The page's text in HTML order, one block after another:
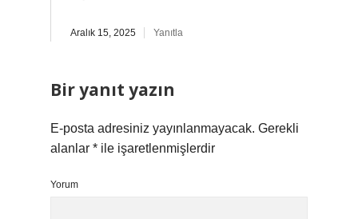
Aralık 15, 2025 Yanıtla
Bir yanıt yazın
E-posta adresiniz yayınlanmayacak. Gerekli
alanlar * ile işaretlenmişlerdir
Yorum